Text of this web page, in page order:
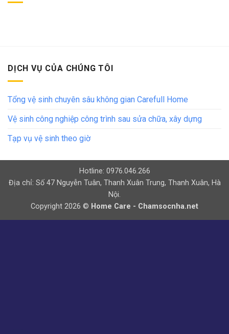
DỊCH VỤ CỦA CHÚNG TÔI
Tổng vệ sinh chuyên sâu không gian Carefull Home
Vệ sinh công nghiệp công trình sau sửa chữa, xây dựng
Tạp vụ vệ sinh theo giờ
Hotline: 0976.046.266
Địa chỉ: Số 47 Nguyễn Tuân, Thanh Xuân Trung, Thanh Xuân, Hà
Nội.
Copyright 2026 © Home Care - Chamsocnha.net